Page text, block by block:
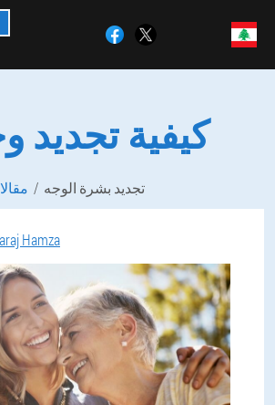
كيفية تجديد
تجديد بشرة الوجه
Hamza